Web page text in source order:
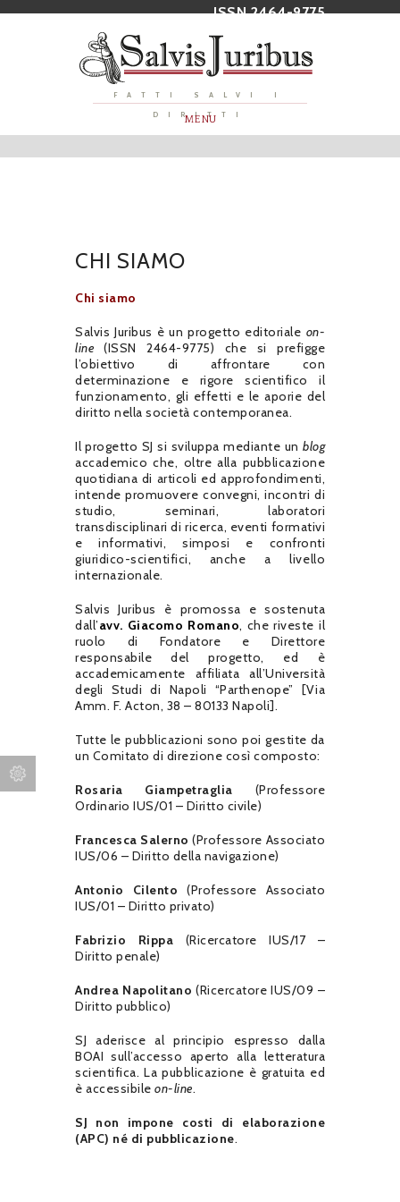
ISSN 2464-9775
FATTI SALVI I
DIRITTI
MENU
CHI SIAMO
Chi siamo
Salvis Juribus è un progetto editoriale on-
line (ISSN 2464-9775) che si prefigge
l’obiettivo di affrontare con
determinazione e rigore scientifico il
funzionamento, gli effetti e le aporie del
diritto nella società contemporanea.
Il progetto SJ si sviluppa mediante un blog
accademico che, oltre alla pubblicazione
quotidiana di articoli ed approfondimenti,
intende promuovere convegni, incontri di
studio, seminari, laboratori
transdisciplinari di ricerca, eventi formativi
e informativi, simposi e confronti
giuridico-scientifici, anche a livello
internazionale.
Salvis Juribus è promossa e sostenuta
dall’avv. Giacomo Romano, che riveste il
ruolo di Fondatore e Direttore
responsabile del progetto, ed è
accademicamente affiliata all’Università
degli Studi di Napoli “Parthenope” [Via
Amm. F. Acton, 38 – 80133 Napoli].
Tutte le pubblicazioni sono poi gestite da
un Comitato di direzione così composto:
Rosaria Giampetraglia (Professore
Ordinario IUS/01 – Diritto civile)
Francesca Salerno (Professore Associato
IUS/06 – Diritto della navigazione)
Antonio Cilento (Professore Associato
IUS/01 – Diritto privato)
Fabrizio Rippa (Ricercatore IUS/17 –
Diritto penale)
Andrea Napolitano (Ricercatore IUS/09 –
Diritto pubblico)
SJ aderisce al principio espresso dalla
BOAI sull’accesso aperto alla letteratura
scientifica. La pubblicazione è gratuita ed
è accessibile on-line.
SJ non impone costi di elaborazione
(APC) né di pubblicazione.